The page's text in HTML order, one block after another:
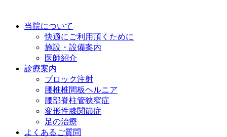
当院について
快適にご利用頂くために
施設・設備案内
医師紹介
診療案内
ブロック注射
腰椎椎間板ヘルニア
腰部脊柱管狭窄症
変形性膝関節症
足の治療
よくあるご質問